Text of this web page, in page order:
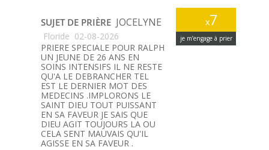
x7
je m’engage à prier
SUJET DE PRIÈRE JOCELYNE
Floride 02-08-2026
PRIERE SPECIALE POUR RALPH
UN JEUNE DE 26 ANS EN
SOINS INTENSIFS IL NE RESTE
QU'A LE DEBRANCHER TEL
EST LE DERNIER MOT DES
MEDECINS .IMPLORONS LE
SAINT DIEU TOUT PUISSANT
EN SA FAVEUR JE SAIS QUE
DIEU AGIT TOUJOURS LA OU
CELA SENT MAUVAIS QU'IL
AGISSE EN SA FAVEUR .